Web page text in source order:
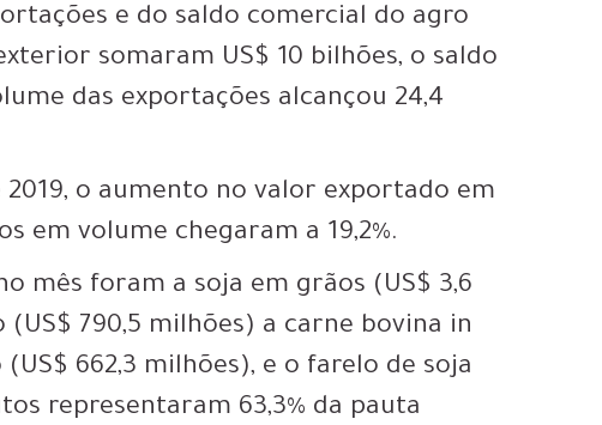
e do saldo comercial do agro
somaram US$ 10 bilhões, o saldo
das exportações alcançou 24,4
o aumento no valor exportado em
em volume chegaram a 19,2%.
mês foram a soja em grãos (US$ 3,6
790,5 milhões) a carne bovina in
662,3 milhões), e o farelo de soja
representaram 63,3% da pauta